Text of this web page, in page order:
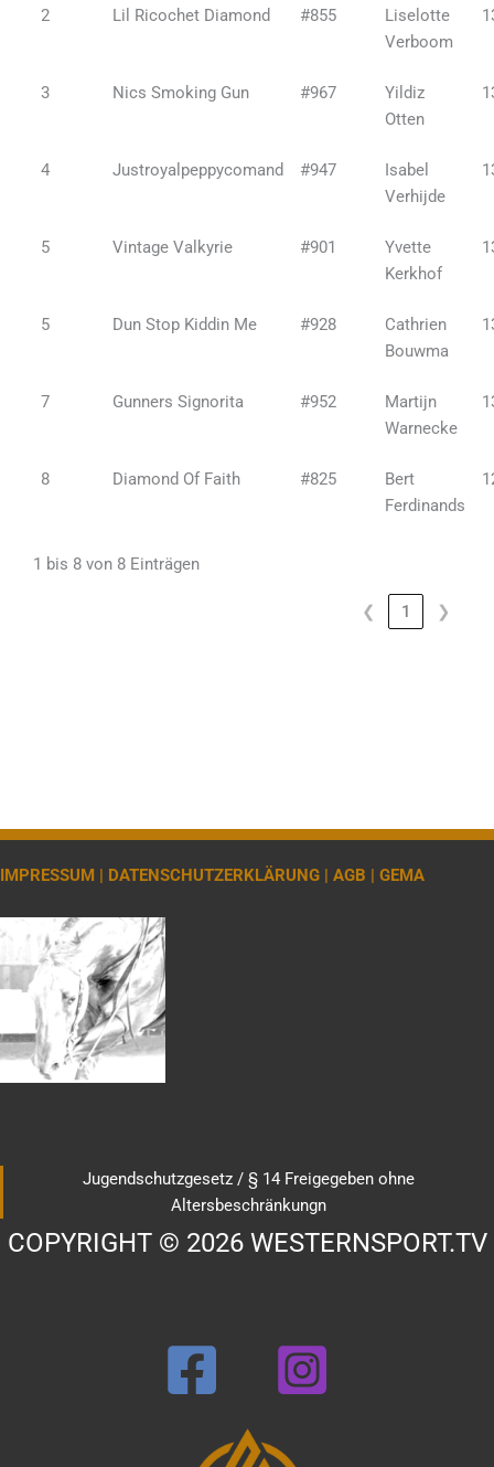
2 Lil Ricochet Diamond #855
Liselotte
Verboom
3 Nics Smoking Gun #967
Yildiz
Otten
4 Justroyalpeppycomand #947
Isabel
Verhijde
5 Vintage Valkyrie #901
Yvette
Kerkhof
5 Dun Stop Kiddin Me #928
Cathrien
Bouwma
7 Gunners Signorita #952
Martijn
Warnecke
8 Diamond Of Faith #825
Bert
Ferdinands
1 bis 8 von 8 Einträgen
❮ 1 ❯
IMPRESSUM | DATENSCHUTZERKLÄRUNG | AGB | GEMA
Jugendschutzgesetz / § 14 Freigegeben ohne
Altersbeschränkungn
COPYRIGHT © 2026 WESTERNSPORT.TV